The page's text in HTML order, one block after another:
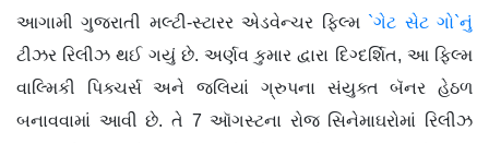
આગામી ગુજરાતી મલ્ટી-સ્ટારર એડવેન્ચર ફિલ્મ `ગેટ સેટ ગો`નું
ટીઝર રિલીઝ થઈ ગયું છે. અર્ણવ કુમાર દ્વારા દિગ્દર્શિત, આ ફિલ્મ
વાલ્મિકી પિક્ચર્સ અને જલિયાં ગ્રુપના સંયુક્ત બૅનર હેઠળ
બનાવવામાં આવી છે. તે 7 ઑગસ્ટના રોજ સિનેમાઘરોમાં રિલીઝ